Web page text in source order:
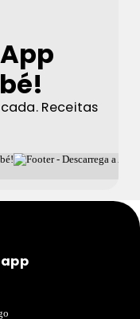
Receitas